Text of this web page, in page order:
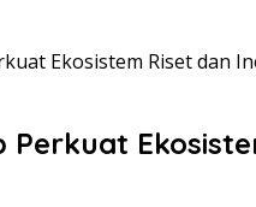
Ekosistem Riset dan